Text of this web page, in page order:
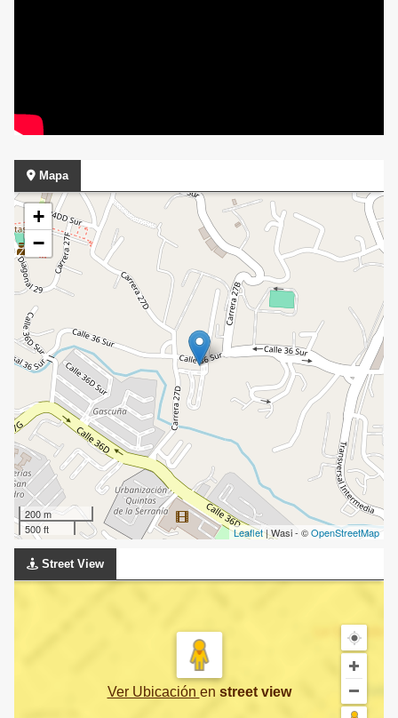
Mapa
+
−
200 m
500 ft
Leaflet| Wasi - ©OpenStreetMap
Street View
Ver Ubicación en street view